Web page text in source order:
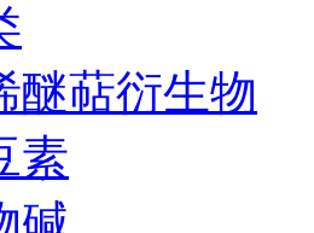
醚萜衍生物
素